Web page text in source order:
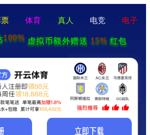
体育 真人 电竞 电子
100%
虚拟币额外赠送 15% 红包